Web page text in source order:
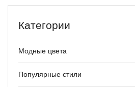
Категории
Модные цвета
Популярные стили